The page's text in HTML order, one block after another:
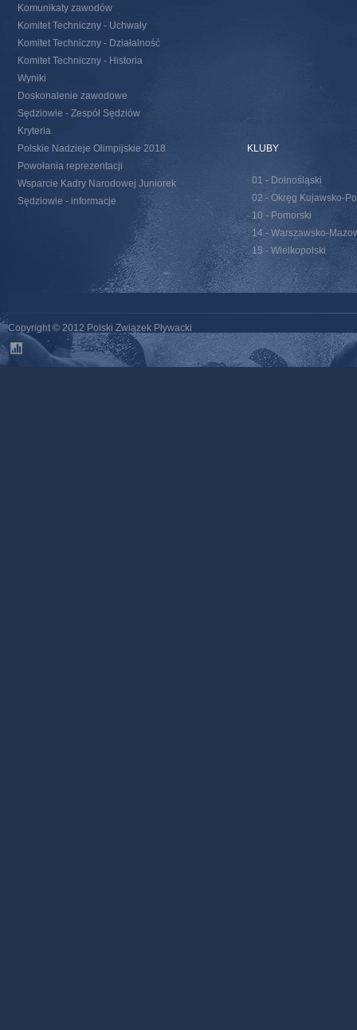
Komunikaty zawodów
Komitet Techniczny - Uchwały
Komitet Techniczny - Działalność
Komitet Techniczny - Historia
Wyniki
Doskonalenie zawodowe
Sędziowie - Zespół Sędziów
Kryteria
Polskie Nadzieje Olimpijskie 2018
Powołania reprezentacji
Wsparcie Kadry Narodowej Juniorek
Sędziowie - informacje
KLUBY
01 - Dolnośląski
02 - Okręg Kujawsko-
10 - Pomorski
14 - Warszawsko-
15 - Wielkopolski
Copyright © 2012 Polski Związek Pływacki